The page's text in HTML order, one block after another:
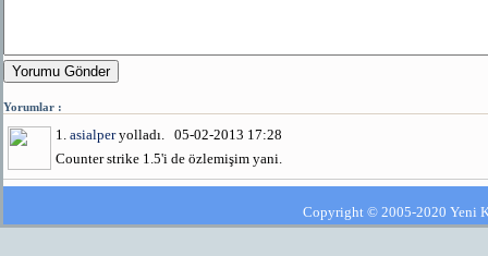
Yorumu Gönder
Yorumlar :
1. asialperyolladı. 05-02-2013 17:28
Counter strike 1.5'i de özlemişim yani.
Copyright © 2005-2020 Yeni